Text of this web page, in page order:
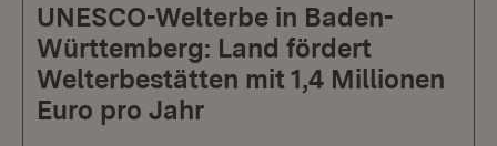
UNESCO-Welterbe in Baden-
Württemberg: Land fördert
Welterbestätten mit 1,4 Millionen
Euro pro Jahr